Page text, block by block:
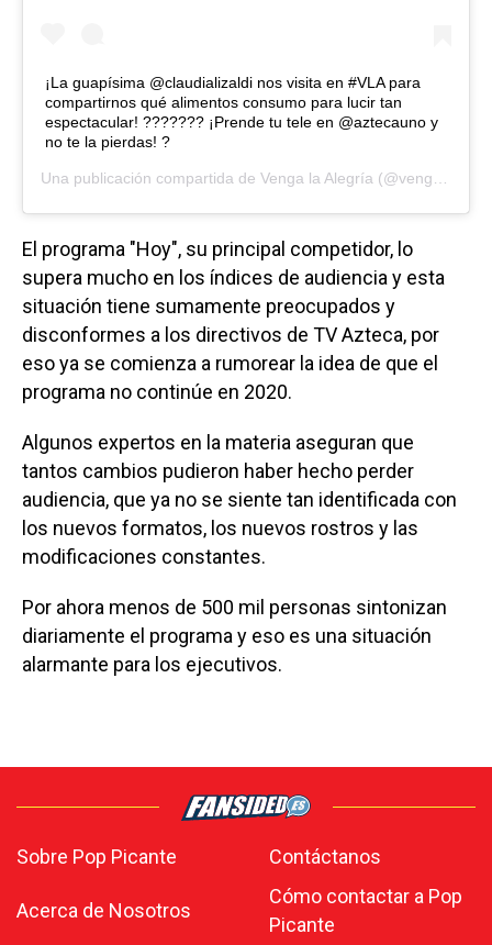
¡La guapísima @claudializaldi nos visita en #VLA para
compartirnos qué alimentos consumo para lucir tan
espectacular! ??????? ¡Prende tu tele en @aztecauno y
no te la pierdas! ?
Una publicación compartida de Venga la Alegría (@vengalaalegriatva) el
El programa "Hoy", su principal competidor, lo
supera mucho en los índices de audiencia y esta
situación tiene sumamente preocupados y
disconformes a los directivos de TV Azteca, por
eso ya se comienza a rumorear la idea de que el
programa no continúe en 2020.
Algunos expertos en la materia aseguran que
tantos cambios pudieron haber hecho perder
audiencia, que ya no se siente tan identificada con
los nuevos formatos, los nuevos rostros y las
modificaciones constantes.
Por ahora menos de 500 mil personas sintonizan
diariamente el programa y eso es una situación
alarmante para los ejecutivos.
Sobre Pop Picante Contáctanos
Acerca de Nosotros
Cómo contactar a Pop
Picante